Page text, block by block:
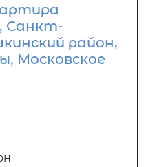
, Санкт-
район,
Московское